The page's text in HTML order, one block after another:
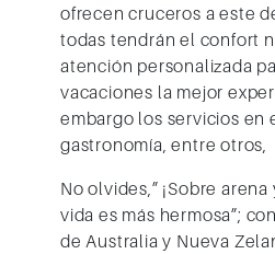
ofrecen cruceros a este
todas tendrán el confort
atención personalizada
vacaciones la mejor
embargo los servicios en
gastronomía, entre otros,
No olvides,” ¡Sobre
vida es más hermosa”;
de Australia y Nueva